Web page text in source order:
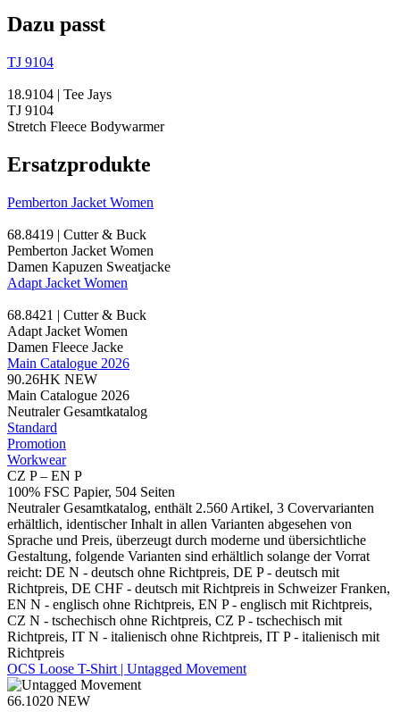
Dazu passt
TJ 9104
18.9104 | Tee Jays
TJ 9104
Stretch Fleece Bodywarmer
Ersatzprodukte
Pemberton Jacket Women
68.8419 | Cutter & Buck
Pemberton Jacket Women
Damen Kapuzen Sweatjacke
Adapt Jacket Women
68.8421 | Cutter & Buck
Adapt Jacket Women
Damen Fleece Jacke
Main Catalogue 2026
90.26HK NEW
Main Catalogue 2026
Neutraler Gesamtkatalog
Standard
Promotion
Workwear
CZ P – EN P
100% FSC Papier, 504 Seiten
Neutraler Gesamtkatalog, enthält 2.560 Artikel, 3 Covervarianten
erhältlich, identischer Inhalt in allen Varianten abgesehen von
Sprache und Preis, überzeugt durch moderne und übersichtliche
Gestaltung, folgende Varianten sind erhältlich solange der Vorrat
reicht: DE N - deutsch ohne Richtpreis, DE P - deutsch mit
Richtpreis, DE CHF - deutsch mit Richtpreis in Schweizer Franken,
EN N - englisch ohne Richtpreis, EN P - englisch mit Richtpreis,
CZ N - tschechisch ohne Richtpreis, CZ P - tschechisch mit
Richtpreis, IT N - italienisch ohne Richtpreis, IT P - italienisch mit
Richtpreis
OCS Loose T-Shirt | Untagged Movement
66.1020 NEW